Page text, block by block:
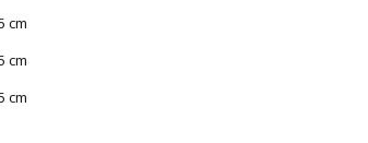
cm
cm
cm